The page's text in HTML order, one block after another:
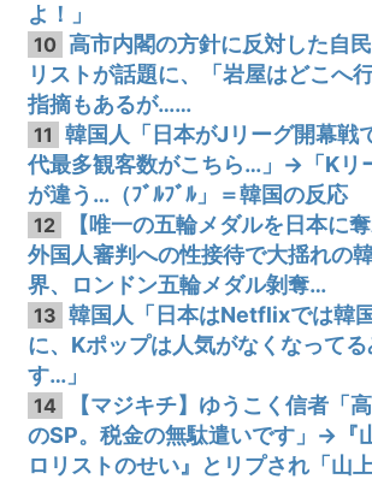
よ！」
10 高市内閣の方針に反対した自
リストが話題に、「岩屋はどこへ
指摘もあるが……
11
韓国人「日本がJリーグ開幕戦
代最多観客数がこちら…」→「Kリ
が違う…（ﾌﾞﾙﾌﾞﾙ」＝韓国の反応
12
【唯一の五輪メダルを日本に
外国人審判への性接待で大揺れの
界、ロンドン五輪メダル剝奪…
13 韓国人「日本はNetflixでは韓
に、Kポップは人気がなくなって
す…」
14
【マジキチ】ゆうこく信者「
のSP。税金の無駄遣いです」→『
ロリストのせい』とリプされ「山